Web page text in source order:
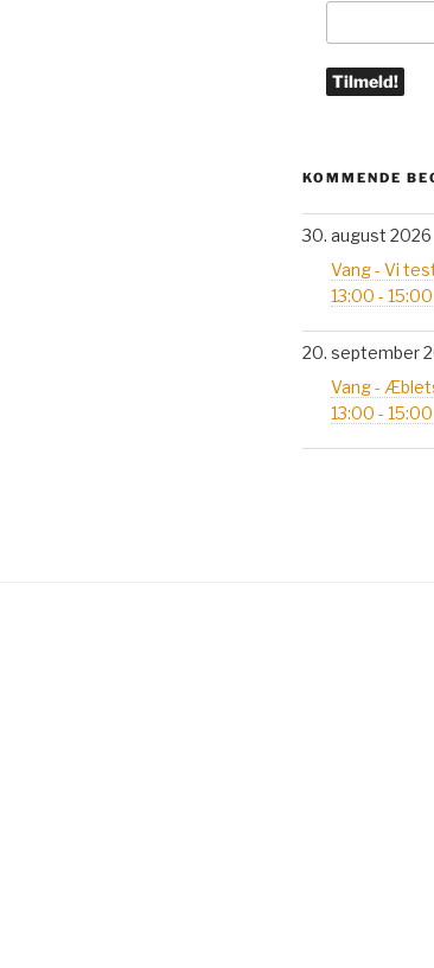
KOMMENDE
30. august 2026
Vang - Vi
13:00 - 15:00
20. september
Vang -
13:00 - 15:00